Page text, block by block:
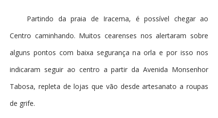
Partindo da praia de Iracema, é possível chegar ao
Centro caminhando. Muitos cearenses nos alertaram sobre
alguns pontos com baixa segurança na orla e por isso nos
indicaram seguir ao centro a partir da Avenida Monsenhor
Tabosa, repleta de lojas que vão desde artesanato a roupas
de grife.